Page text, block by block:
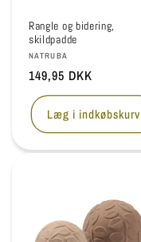
Rangle og bidering,
skildpadde
Forhandler:
NATRUBA
Normalpris
149,95 DKK
Læg i indkøbskurv